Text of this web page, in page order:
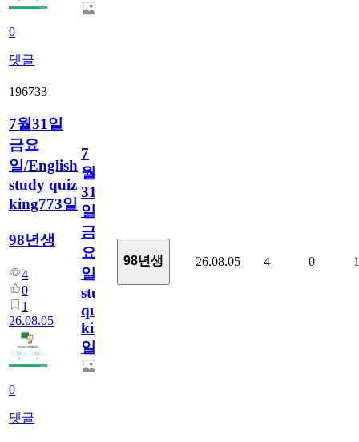
0
댓글
196733
7월31일
금요
일/English
study quiz
king773일
98년생
4
0
1
26.08.05
0
댓글
7
월
31
일
금
요
일/English
study
quiz
king773
일
98년생 26.08.05 4 0 1